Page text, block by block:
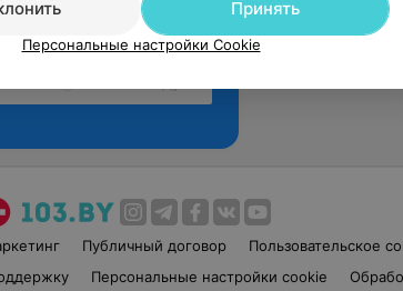
Публичный договор Пользовательское
Персональные настройки cookie
Принять
Персональные настройки Cookie